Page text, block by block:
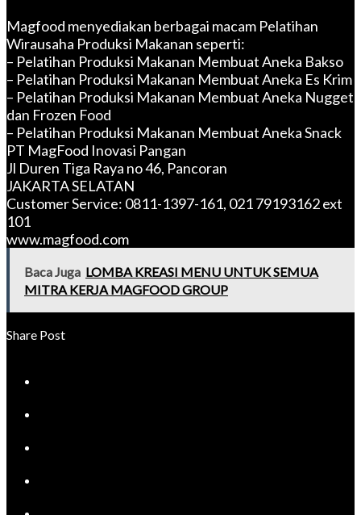
Magfood menyediakan berbagai macam Pelatihan
Wirausaha Produksi Makanan seperti:
– Pelatihan Produksi Makanan Membuat Aneka Bakso
– Pelatihan Produksi Makanan Membuat Aneka Es Krim
– Pelatihan Produksi Makanan Membuat Aneka Nugget
dan Frozen Food
– Pelatihan Produksi Makanan Membuat Aneka Snack
PT MagFood Inovasi Pangan
Jl Duren Tiga Raya no 46, Pancoran
JAKARTA SELATAN
Customer Service: 0811-1397-161, 021 79193162 ext
101
www.magfood.com
Baca Juga LOMBA KREASI MENU UNTUK SEMUA
MITRA KERJA MAGFOOD GROUP
Share Post